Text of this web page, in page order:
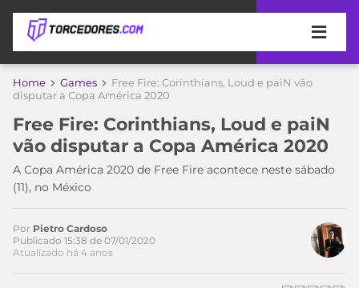
APOSTAS
DE
APOSTA
MELHORES
SITES
DE
APOSTAS
2026
COPA
DO
MUNDO
TIMES
MEU
CAMPEONATOS
Home Games
Free Fire: Corinthians, Loud e paiN vão
disputar a Copa América 2020
Free Fire: Corinthians, Loud e paiN
vão disputar a Copa América 2020
A Copa América 2020 de Free Fire acontece neste sábado
(11), no México
Acesse o perfil do autor
no Twitter
Por Pietro Cardoso
Publicado 15:38 de 07/01/2020
Atualizado há 4 anos